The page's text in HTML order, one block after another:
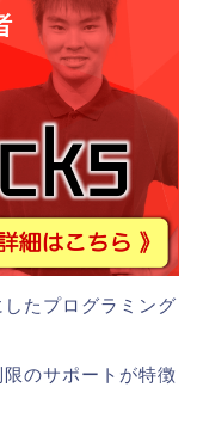
したプログラミング
のサポートが特徴